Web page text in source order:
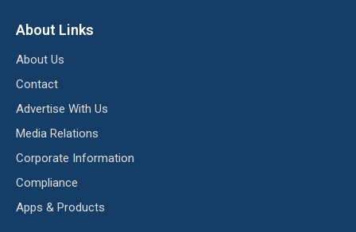
About Links
About Us
Contact
Advertise With Us
Media Relations
Corporate Information
Compliance
Apps & Products